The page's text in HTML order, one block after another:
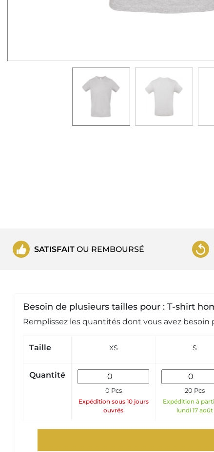
SATISFAITOU REMBOURSÉ
Besoin de plusieurs tailles pour : T-shirt
Remplissez les quantités dont vous avez besoin
Taille XS S
Quantité
0 Pcs
Expédition sous 10 jours
ouvrés
20 Pcs
Expédition à
lundi 17 août